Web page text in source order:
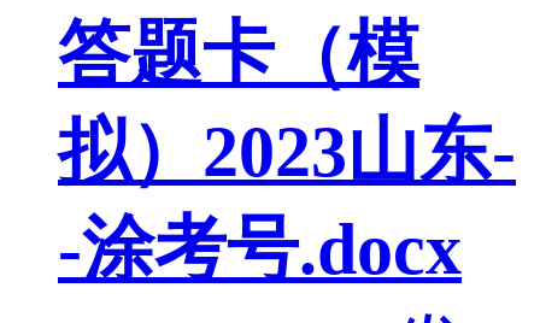
答题卡（模
拟）2023山东-
-涂考号.docx